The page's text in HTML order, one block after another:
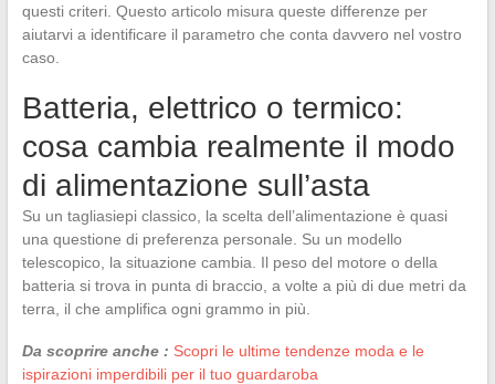
questi criteri. Questo articolo misura queste differenze per
aiutarvi a identificare il parametro che conta davvero nel vostro
caso.
Batteria, elettrico o termico:
cosa cambia realmente il modo
di alimentazione sull’asta
Su un tagliasiepi classico, la scelta dell’alimentazione è quasi
una questione di preferenza personale. Su un modello
telescopico, la situazione cambia. Il peso del motore o della
batteria si trova in punta di braccio, a volte a più di due metri da
terra, il che amplifica ogni grammo in più.
Da scoprire anche : Scopri le ultime tendenze moda e le
ispirazioni imperdibili per il tuo guardaroba